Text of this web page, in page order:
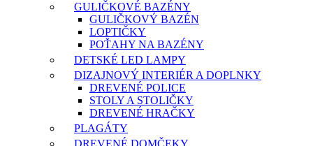
GULIČKOVÉ BAZÉNY
GULIČKOVÝ BAZÉN
LOPTIČKY
POŤAHY NA BAZÉNY
DETSKÉ LED LAMPY
DIZAJNOVÝ INTERIÉR A DOPLNKY
DREVENÉ POLICE
STOLY A STOLIČKY
DREVENÉ HRAČKY
PLAGÁTY
DREVENÉ DOMČEKY